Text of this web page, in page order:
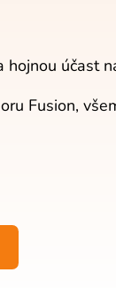
hojnou účast
Fusion,